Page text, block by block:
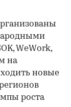
WeWork,
на
новые
роста